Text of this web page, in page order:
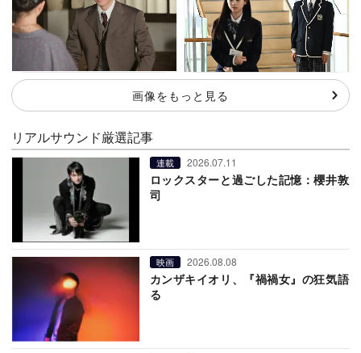
画像をもっと見る
リアルサウンド厳選記事
連載 2026.07.11
ロックスターと過ごした記憶：櫻井敦
司
映画 2026.08.08
カンザキイオリ、『禍禍女』の狂気語
る